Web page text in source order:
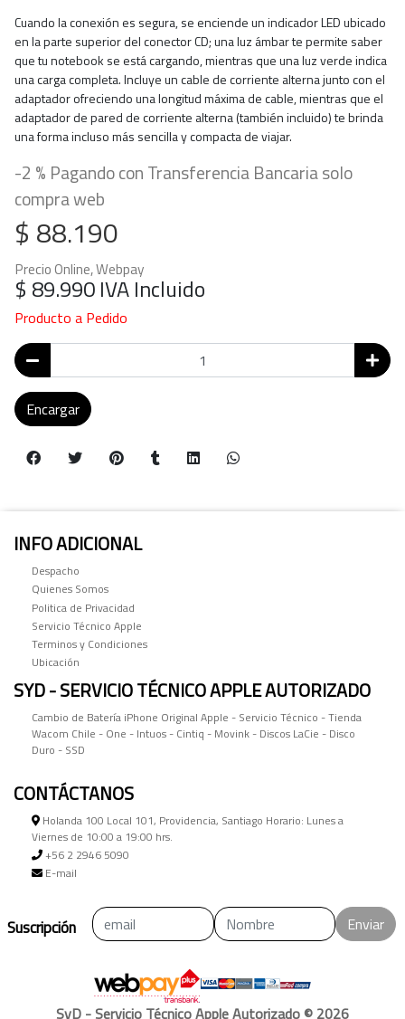
Cuando la conexión es segura, se enciende un indicador LED ubicado
en la parte superior del conector CD; una luz ámbar te permite saber
que tu notebook se está cargando, mientras que una luz verde indica
una carga completa. Incluye un cable de corriente alterna junto con el
adaptador ofreciendo una longitud máxima de cable, mientras que el
adaptador de pared de corriente alterna (también incluido) te brinda
una forma incluso más sencilla y compacta de viajar.
-2 % Pagando con Transferencia Bancaria solo
compra web
$ 88.190
Precio Online, Webpay
$ 89.990IVA Incluido
Producto a Pedido
Encargar
INFO ADICIONAL
Despacho
Quienes Somos
Politica de Privacidad
Servicio Técnico Apple
Terminos y Condiciones
Ubicación
SYD - SERVICIO TÉCNICO APPLE AUTORIZADO
Cambio de Batería iPhone Original Apple - Servicio Técnico - Tienda
Wacom Chile - One - Intuos - Cintiq - Movink - Discos LaCie - Disco
Duro - SSD
CONTÁCTANOS
Holanda 100 Local 101, Providencia, Santiago Horario: Lunes a
Viernes de 10:00 a 19:00 hrs.
+56 2 2946 5090
E-mail
Suscripción Enviar
SyD - Servicio Técnico Apple Autorizado © 2026